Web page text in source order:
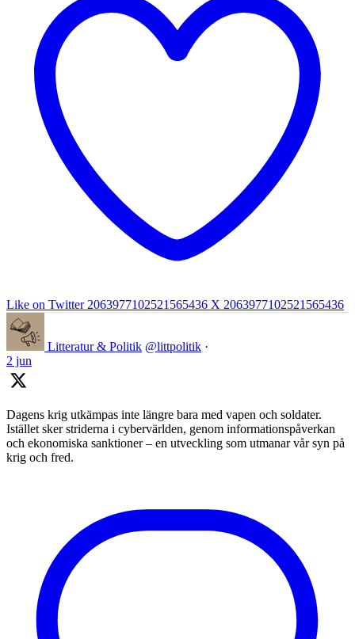
Like on Twitter 2063977102521565436 X 2063977102521565436
Litteratur & Politik @littpolitik ·
2 jun
Dagens krig utkämpas inte längre bara med vapen och soldater.
Istället sker striderna i cybervärlden, genom informationspåverkan
och ekonomiska sanktioner – en utveckling som utmanar vår syn på
krig och fred.